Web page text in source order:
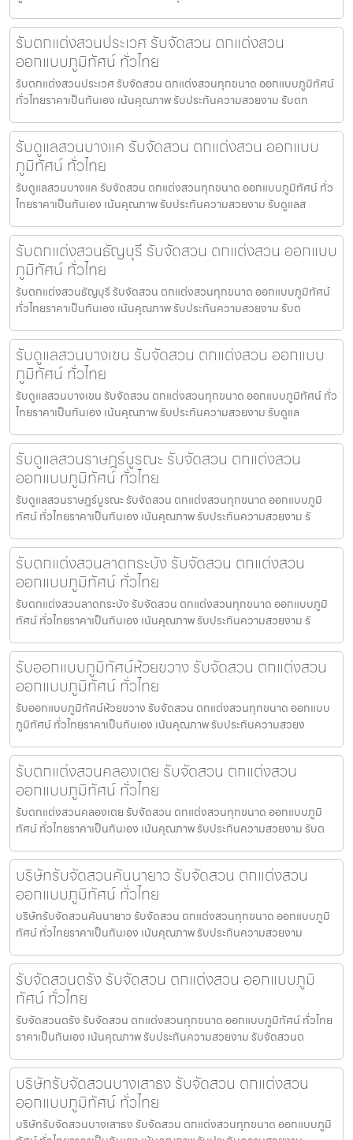
รับตกแต่งสวนประเวศ รับจัดสวน ตกแต่งสวน
ออกแบบภูมิทัศน์ ทั่วไทย
รับตกแต่งสวนประเวศ รับจัดสวน ตกแต่งสวนทุกขนาด ออกแบบภูมิทัศน์
ทั่วไทยราคาเป็นกันเอง เน้นคุณภาพ รับประกันความสวยงาม รับตก
รับดูแลสวนบางแค รับจัดสวน ตกแต่งสวน ออกแบบ
ภูมิทัศน์ ทั่วไทย
รับดูแลสวนบางแค รับจัดสวน ตกแต่งสวนทุกขนาด ออกแบบภูมิทัศน์ ทั่ว
ไทยราคาเป็นกันเอง เน้นคุณภาพ รับประกันความสวยงาม รับดูแลส
รับตกแต่งสวนธัญบุรี รับจัดสวน ตกแต่งสวน ออกแบบ
ภูมิทัศน์ ทั่วไทย
รับตกแต่งสวนธัญบุรี รับจัดสวน ตกแต่งสวนทุกขนาด ออกแบบภูมิทัศน์
ทั่วไทยราคาเป็นกันเอง เน้นคุณภาพ รับประกันความสวยงาม รับต
รับดูแลสวนบางเขน รับจัดสวน ตกแต่งสวน ออกแบบ
ภูมิทัศน์ ทั่วไทย
รับดูแลสวนบางเขน รับจัดสวน ตกแต่งสวนทุกขนาด ออกแบบภูมิทัศน์ ทั่ว
ไทยราคาเป็นกันเอง เน้นคุณภาพ รับประกันความสวยงาม รับดูแล
รับดูแลสวนราษฎร์บูรณะ รับจัดสวน ตกแต่งสวน
ออกแบบภูมิทัศน์ ทั่วไทย
รับดูแลสวนราษฎร์บูรณะ รับจัดสวน ตกแต่งสวนทุกขนาด ออกแบบภูมิ
ทัศน์ ทั่วไทยราคาเป็นกันเอง เน้นคุณภาพ รับประกันความสวยงาม รั
รับตกแต่งสวนลาดกระบัง รับจัดสวน ตกแต่งสวน
ออกแบบภูมิทัศน์ ทั่วไทย
รับตกแต่งสวนลาดกระบัง รับจัดสวน ตกแต่งสวนทุกขนาด ออกแบบภูมิ
ทัศน์ ทั่วไทยราคาเป็นกันเอง เน้นคุณภาพ รับประกันความสวยงาม รั
รับออกแบบภูมิทัศน์ห้วยขวาง รับจัดสวน ตกแต่งสวน
ออกแบบภูมิทัศน์ ทั่วไทย
รับออกแบบภูมิทัศน์ห้วยขวาง รับจัดสวน ตกแต่งสวนทุกขนาด ออกแบบ
ภูมิทัศน์ ทั่วไทยราคาเป็นกันเอง เน้นคุณภาพ รับประกันความสวยง
รับตกแต่งสวนคลองเตย รับจัดสวน ตกแต่งสวน
ออกแบบภูมิทัศน์ ทั่วไทย
รับตกแต่งสวนคลองเตย รับจัดสวน ตกแต่งสวนทุกขนาด ออกแบบภูมิ
ทัศน์ ทั่วไทยราคาเป็นกันเอง เน้นคุณภาพ รับประกันความสวยงาม รับต
บริษัทรับจัดสวนคันนายาว รับจัดสวน ตกแต่งสวน
ออกแบบภูมิทัศน์ ทั่วไทย
บริษัทรับจัดสวนคันนายาว รับจัดสวน ตกแต่งสวนทุกขนาด ออกแบบภูมิ
ทัศน์ ทั่วไทยราคาเป็นกันเอง เน้นคุณภาพ รับประกันความสวยงาม
รับจัดสวนตรัง รับจัดสวน ตกแต่งสวน ออกแบบภูมิ
ทัศน์ ทั่วไทย
รับจัดสวนตรัง รับจัดสวน ตกแต่งสวนทุกขนาด ออกแบบภูมิทัศน์ ทั่วไทย
ราคาเป็นกันเอง เน้นคุณภาพ รับประกันความสวยงาม รับจัดสวนต
บริษัทรับจัดสวนบางเสาธง รับจัดสวน ตกแต่งสวน
ออกแบบภูมิทัศน์ ทั่วไทย
บริษัทรับจัดสวนบางเสาธง รับจัดสวน ตกแต่งสวนทุกขนาด ออกแบบภูมิ